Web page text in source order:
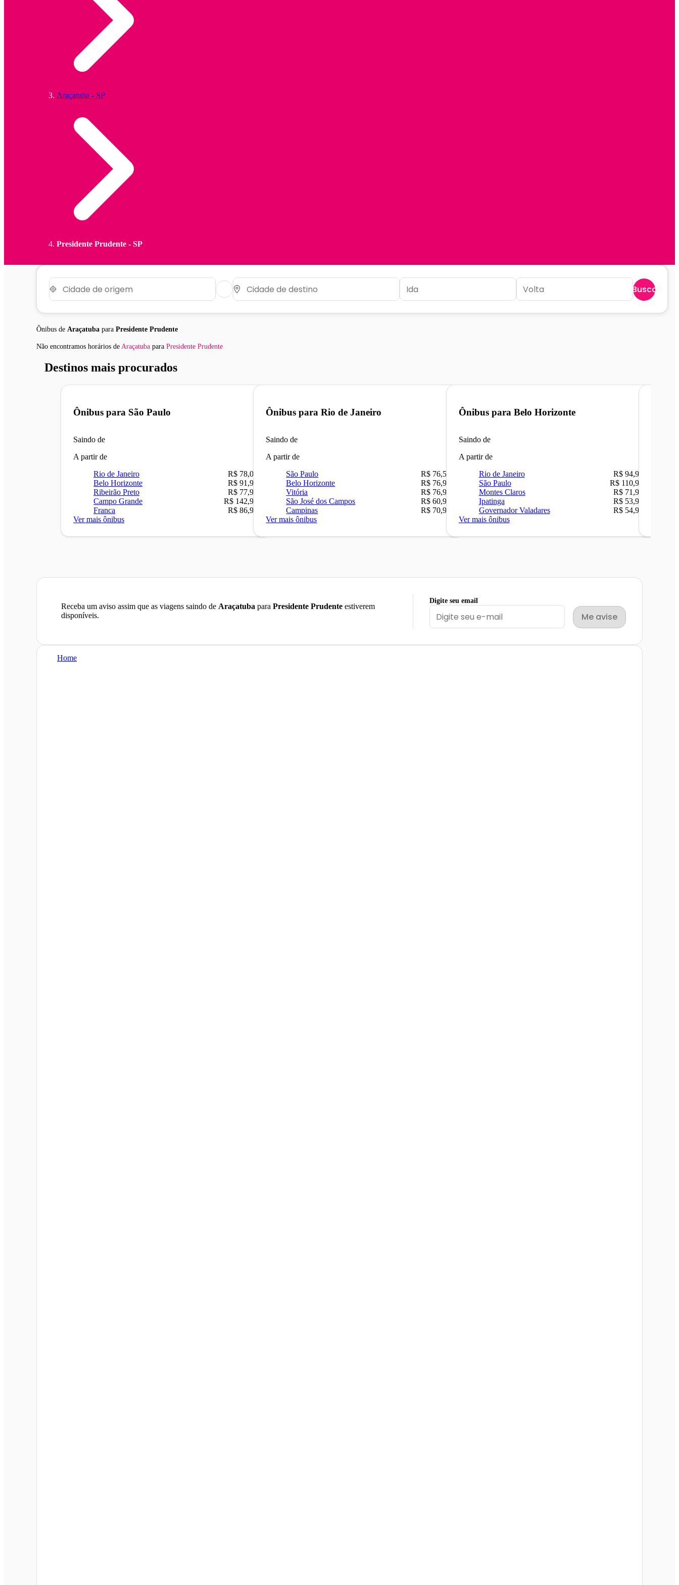
Araçatuba - SP
Presidente Prudente - SP
Buscar
Ônibus de Araçatuba para Presidente Prudente
Não encontramos horários de Araçatuba para Presidente Prudente
Destinos mais procurados
Ônibus para São Paulo
Saindo de
A partir de
Rio de Janeiro
R$ 78,02
Belo Horizonte
R$ 91,90
Ribeirão Preto
R$ 77,90
Campo Grande
R$ 142,90
Franca
R$ 86,90
Ver mais ônibus
Ônibus paraRio de Janeiro
Saindo de
A partir de
São Paulo
R$ 76,59
Belo Horizonte
R$ 76,90
Vitória
R$ 76,90
São José dos Campos
R$ 60,90
Campinas
R$ 70,90
Ver mais ônibus
Ônibus para Belo Horizonte
Saindo de
A partir de
Rio de Janeiro
R$ 94,90
São Paulo
R$ 110,90
Montes Claros
R$ 71,90
Ipatinga
R$ 53,90
Governador Valadares
R$ 54,90
Ver mais ônibus
Receba um aviso assim que as viagens saindo de Araçatuba para Presidente Prudente estiverem
disponíveis.
Digite seu email
Me avise
Home